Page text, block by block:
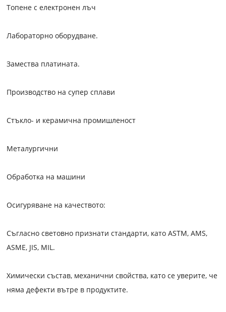
Топене с електронен лъч
Лабораторно оборудване.
Замества платината.
Производство на супер сплави
Стъкло- и керамична промишленост
Металургични
Обработка на машини
Осигуряване на качеството:
Съгласно световно признати стандарти, като ASTM, AMS,
ASME, JIS, MIL.
Химически състав, механични свойства, като се уверите, че
няма дефекти вътре в продуктите.